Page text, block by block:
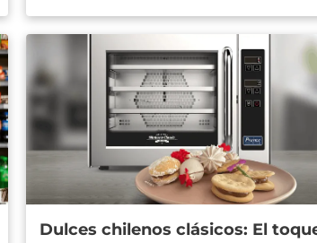
Dulces chilenos clásicos: El